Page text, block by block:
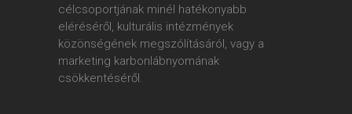
célcsoportjának minél hatékonyabb
eléréséről, kulturális intézmények
közönségének megszólításáról, vagy a
marketing karbonlábnyomának
csökkentéséről.